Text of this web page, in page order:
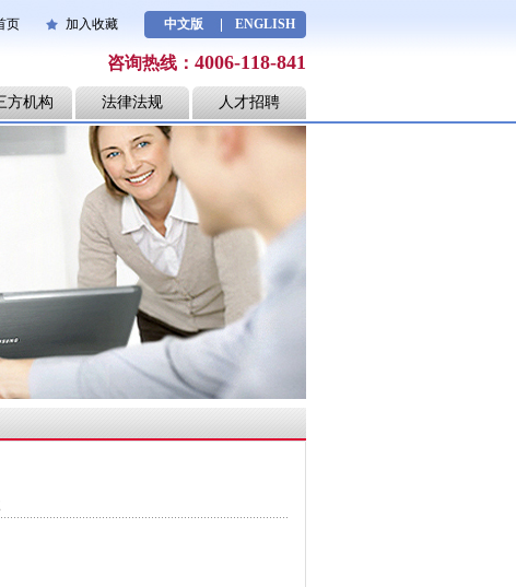
页 加入收藏 中文版 ENGLISH
咨询热线： 4006-118-841
方机构 法律法规 人才招聘